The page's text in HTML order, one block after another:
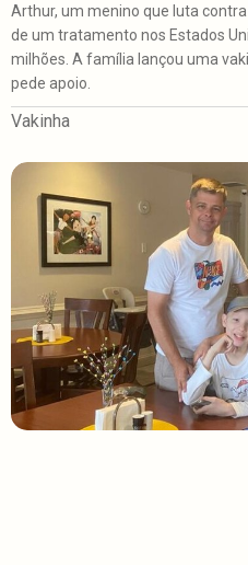
Arthur, um menino que luta
de um tratamento nos Estados
milhões. A família lançou uma
pede apoio.
Vakinha